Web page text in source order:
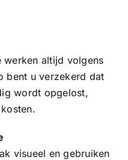
werken altijd volgens
bent u verzekerd dat
wordt opgelost,
visueel en gebruiken